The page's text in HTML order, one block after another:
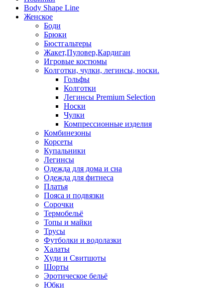
Body Shape Line
Женское
Боди
Брюки
Бюстгальтеры
Жакет,Пуловер,Кардиган
Игровые костюмы
Колготки, чулки, легинсы, носки.
Гольфы
Колготки
Легинсы Premium Selection
Носки
Чулки
Компрессионные изделия
Комбинезоны
Корсеты
Купальники
Легинсы
Одежда для дома и сна
Одежда для фитнеса
Платья
Пояса и подвязки
Сорочки
Термобельё
Топы и майки
Трусы
Футболки и водолазки
Халаты
Худи и Свитшоты
Шорты
Эротическое бельё
Юбки